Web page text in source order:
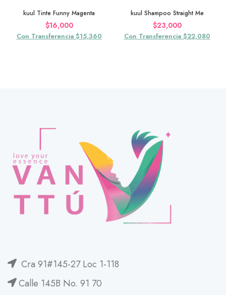
kuul Tinte Funny Magenta
$16,000
Con Transferencia $15,360
kuul Shampoo Straight Me
$23,000
Con Transferencia $22,080
Cra 91#145-27 Loc 1-118
Calle 145B No. 91 70